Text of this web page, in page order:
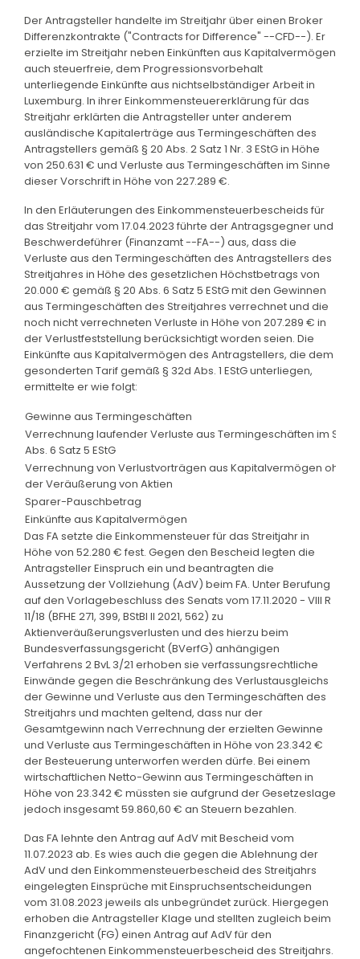
Der Antragsteller handelte im Streitjahr über einen Broker
Differenzkontrakte ("Contracts for Difference" --CFD--). Er
erzielte im Streitjahr neben Einkünften aus Kapitalvermögen
auch steuerfreie, dem Progressionsvorbehalt
unterliegende Einkünfte aus nichtselbständiger Arbeit in
Luxemburg. In ihrer Einkommensteuererklärung für das
Streitjahr erklärten die Antragsteller unter anderem
ausländische Kapitalerträge aus Termingeschäften des
Antragstellers gemäß § 20 Abs. 2 Satz 1 Nr. 3 EStG in Höhe
von 250.631 € und Verluste aus Termingeschäften im Sinne
dieser Vorschrift in Höhe von 227.289 €.
In den Erläuterungen des Einkommensteuerbescheids für
das Streitjahr vom 17.04.2023 führte der Antragsgegner und
Beschwerdeführer (Finanzamt --FA--) aus, dass die
Verluste aus den Termingeschäften des Antragstellers des
Streitjahres in Höhe des gesetzlichen Höchstbetrags von
20.000 € gemäß § 20 Abs. 6 Satz 5 EStG mit den Gewinnen
aus Termingeschäften des Streitjahres verrechnet und die
noch nicht verrechneten Verluste in Höhe von 207.289 € in
der Verlustfeststellung berücksichtigt worden seien. Die
Einkünfte aus Kapitalvermögen des Antragstellers, die dem
gesonderten Tarif gemäß § 32d Abs. 1 EStG unterliegen,
ermittelte er wie folgt:
Gewinne aus Termingeschäften
Verrechnung laufender Verluste aus Termingeschäften im
Abs. 6 Satz 5 EStG
Verrechnung von Verlustvorträgen aus Kapitalvermögen ohne
der Veräußerung von Aktien
Sparer-Pauschbetrag
Einkünfte aus Kapitalvermögen
Das FA setzte die Einkommensteuer für das Streitjahr in
Höhe von 52.280 € fest. Gegen den Bescheid legten die
Antragsteller Einspruch ein und beantragten die
Aussetzung der Vollziehung (AdV) beim FA. Unter Berufung
auf den Vorlagebeschluss des Senats vom 17.11.2020 - VIII R
11/18 (BFHE 271, 399, BStBl II 2021, 562) zu
Aktienveräußerungsverlusten und des hierzu beim
Bundesverfassungsgericht (BVerfG) anhängigen
Verfahrens 2 BvL 3/21 erhoben sie verfassungsrechtliche
Einwände gegen die Beschränkung des Verlustausgleichs
der Gewinne und Verluste aus den Termingeschäften des
Streitjahrs und machten geltend, dass nur der
Gesamtgewinn nach Verrechnung der erzielten Gewinne
und Verluste aus Termingeschäften in Höhe von 23.342 €
der Besteuerung unterworfen werden dürfe. Bei einem
wirtschaftlichen Netto-Gewinn aus Termingeschäften in
Höhe von 23.342 € müssten sie aufgrund der Gesetzeslage
jedoch insgesamt 59.860,60 € an Steuern bezahlen.
Das FA lehnte den Antrag auf AdV mit Bescheid vom
11.07.2023 ab. Es wies auch die gegen die Ablehnung der
AdV und den Einkommensteuerbescheid des Streitjahrs
eingelegten Einsprüche mit Einspruchsentscheidungen
vom 31.08.2023 jeweils als unbegründet zurück. Hiergegen
erhoben die Antragsteller Klage und stellten zugleich beim
Finanzgericht (FG) einen Antrag auf AdV für den
angefochtenen Einkommensteuerbescheid des Streitjahrs.